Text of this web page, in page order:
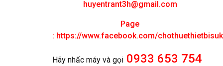
huyentrant3h@gmail.com
Page
: https://www.facebook.com/
Hãy nhấc máy và gọi 0933 653 754